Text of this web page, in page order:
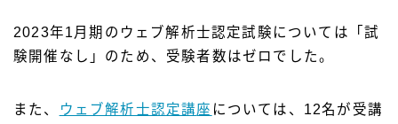
2023年1月期のウェブ解析士認定試験については「試
験開催なし」のため、受験者数はゼロでした。
また、 ウェブ解析士認定講座 については、12名が受講